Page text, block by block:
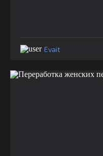
Evait